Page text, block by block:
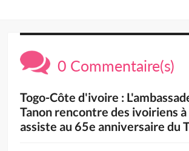
0 Commentaire(s)
Togo-Côte d'ivoire :
Tanon rencontre des ivoiriens
assiste au 65e anniversaire du